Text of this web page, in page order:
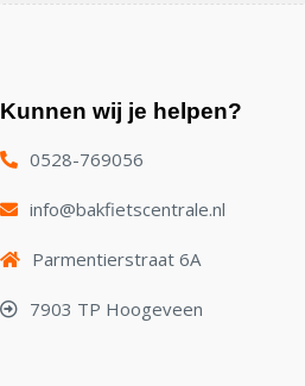
Kunnen wij je helpen?
0528-769056
info@bakfietscentrale.nl
Parmentierstraat 6A
7903 TP Hoogeveen